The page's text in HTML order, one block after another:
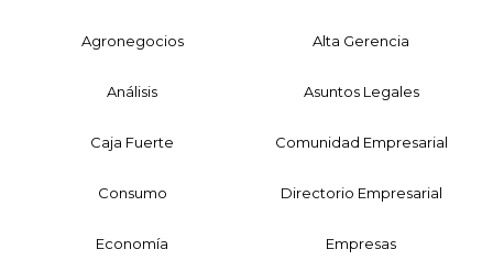
Agronegocios Alta Gerencia
Análisis Asuntos Legales
Caja Fuerte Comunidad Empresarial
Consumo Directorio Empresarial
Economía Empresas